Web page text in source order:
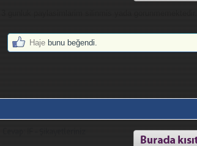
3 gunluk paylasimlarim silinmis yada
Hajebunu beğendi.
Cevap: IF - Şikayetleriniz